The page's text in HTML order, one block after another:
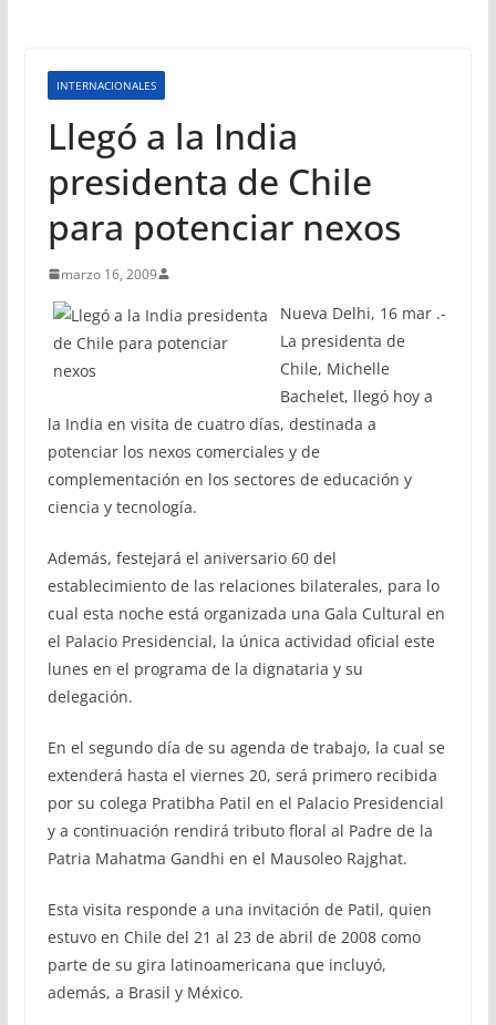
INTERNACIONALES
Llegó a la India
presidenta de Chile
para potenciar nexos
marzo 16, 2009
Nueva Delhi, 16 mar .-
La presidenta de
Chile, Michelle
Bachelet, llegó hoy a
la India en visita de cuatro días, destinada a
potenciar los nexos comerciales y de
complementación en los sectores de educación y
ciencia y tecnología.
Además, festejará el aniversario 60 del
establecimiento de las relaciones bilaterales, para lo
cual esta noche está organizada una Gala Cultural en
el Palacio Presidencial, la única actividad oficial este
lunes en el programa de la dignataria y su
delegación.
En el segundo día de su agenda de trabajo, la cual se
extenderá hasta el viernes 20, será primero recibida
por su colega Pratibha Patil en el Palacio Presidencial
y a continuación rendirá tributo floral al Padre de la
Patria Mahatma Gandhi en el Mausoleo Rajghat.
Esta visita responde a una invitación de Patil, quien
estuvo en Chile del 21 al 23 de abril de 2008 como
parte de su gira latinoamericana que incluyó,
además, a Brasil y México.